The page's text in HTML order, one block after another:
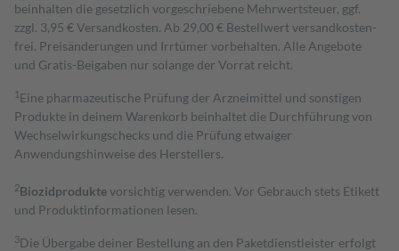
beinhalten die gesetzlich vorgeschriebene Mehrwertsteuer, ggf.
zzgl. 3,95 € Versandkosten. Ab 29,00 € Bestell­wert versand­kosten­
frei. Preisänderungen und Irrtümer vorbehalten. Alle Angebote
und Gratis-Beigaben nur solange der Vorrat reicht.
1 Eine pharmazeutische Prüfung der Arzneimittel und sonstigen
Produkte in deinem Warenkorb beinhaltet die Durchführung von
Wechselwirkungschecks und die Prüfung etwaiger
Anwendungshinweise des Herstellers.
2Biozidproduktevorsichtig verwenden. Vor Gebrauch stets Etikett
und Produktinformationen lesen.
3Die Übergabe deiner Bestellung an den Paketdienstleister erfolgt